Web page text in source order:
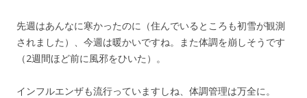
先週はあんなに寒かったのに（住んでいるところも初雪が観測
されました）、今週は暖かいですね。また体調を崩しそうです
（2週間ほど前に風邪をひいた）。
インフルエンザも流行っていますしね、体調管理は万全に。